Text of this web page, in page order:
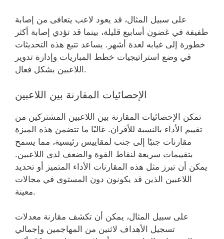
على سبيل المثال، قد يعود لاعب يتعافى من إصابة
طفيفة في غضون أسابيع قليلة، بينما قد تؤدي إصابة أكثر
خطورة إلى غيابه لعدة أشهر. يساعد تتبع هذه التحديثات
في وضع استراتيجيات خطط المباريات وإدارة تدوير
اللاعبين بشكل فعال.
الإحصائيات المقارنة بين اللاعبين
تمكن الإحصائيات المقارنة بين اللاعبين المشتركين من
تقييم الأداء بالنسبة للأقران. غالبًا ما تتضمن هذه الميزة
مقارنات جنبًا إلى جنب لمقاييس رئيسية، مما يسمح
بتقييمات سريعة لنقاط القوة والضعف لدى اللاعبين.
يمكن أن تبرز مثل هذه المقارنات الأداء المتميز أو تحديد
اللاعبين الذين قد يكونون دون المستوى في مجالات
معينة.
على سبيل المثال، يمكن أن تكشف مقارنة معدلات
تسجيل الأهداف لاثنين من المهاجمين وإجمالي